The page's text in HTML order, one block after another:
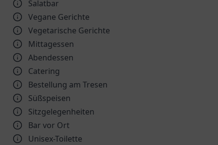
Salatbar
Vegane Gerichte
Vegetarische Gerichte
Mittagessen
Abendessen
Catering
Bestellung am Tresen
Süßspeisen
Sitzgelegenheiten
Bar vor Ort
Unisex-Toilette